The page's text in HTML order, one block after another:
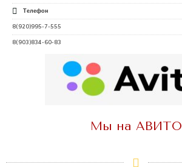
Телефон
8(920)995-7-555
8(903)834-60-83
Мы на АВИТО